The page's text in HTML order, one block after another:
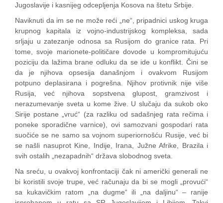
Jugoslavije i kasnijeg odcepljenja Kosova na štetu Srbije.
Naviknuti da im se ne može reći „ne“, pripadnici uskog kruga
krupnog kapitala iz vojno-industrijskog kompleksa, sada
srljaju u zatezanje odnosa sa Rusijom do granice rata. Pri
tome, svoje marionete-političare dovode u kompromitujuću
poziciju da lažima brane odluku da se ide u konflikt. Čini se
da je njihova opsesija današnjom i ovakvom Rusijom
potpuno deplasirana i pogrešna. Njihov protivnik nije više
Rusija, već njihova sopstvena glupost, gramzivost i
nerazumevanje sveta u kome žive. U slučaju da sukob oko
Sirije postane „vruć“ (za razliku od sadašnjeg rata rečima i
poneke sporadične varnice), ovi samozvani gospodari rata
suočiće se ne samo sa vojnom superiornošću Rusije, već bi
se našli nasuprot Kine, Indije, Irana, Južne Afrike, Brazila i
svih ostalih „nezapadnih“ država slobodnog sveta.
Na sreću, u ovakvoj konfrontaciji čak ni američki generali ne
bi koristili svoje trupe, već računaju da bi se mogli „provući“
sa kukavičkim ratom „na dugme“ ili „na daljinu“ – ranije